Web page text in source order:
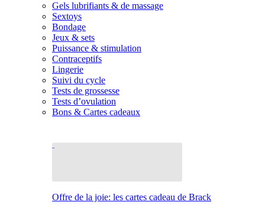
Gels lubrifiants & de massage
Sextoys
Bondage
Jeux & sets
Puissance & stimulation
Contraceptifs
Lingerie
Suivi du cycle
Tests de grossesse
Tests d’ovulation
Bons & Cartes cadeaux
Offre de la joie: les cartes cadeau de Brack